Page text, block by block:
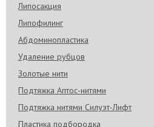
Липосакция
Липофилинг
Абдоминопластика
Удаление рубцов
Золотые нити
Подтяжка Аптос-нитями
Подтяжка нитями Силуэт-Лифт
Пластика подбородка